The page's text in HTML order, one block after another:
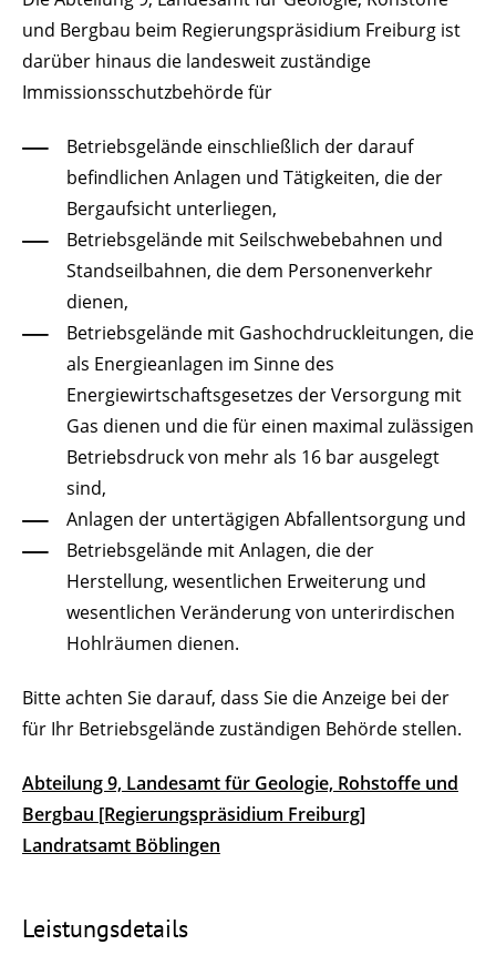
und Bergbau beim Regierungspräsidium Freiburg ist
darüber hinaus die landesweit zuständige
Immissionsschutzbehörde für
Betriebsgelände einschließlich der darauf
befindlichen Anlagen und Tätigkeiten, die der
Bergaufsicht unterliegen,
Betriebsgelände mit Seilschwebebahnen und
Standseilbahnen, die dem Personenverkehr
dienen,
Betriebsgelände mit Gashochdruckleitungen, die
als Energieanlagen im Sinne des
Energiewirtschaftsgesetzes der Versorgung mit
Gas dienen und die für einen maximal zulässigen
Betriebsdruck von mehr als 16 bar ausgelegt
sind,
Anlagen der untertägigen Abfallentsorgung und
Betriebsgelände mit Anlagen, die der
Herstellung, wesentlichen Erweiterung und
wesentlichen Veränderung von unterirdischen
Hohlräumen dienen.
Bitte achten Sie darauf, dass Sie die Anzeige bei der
für Ihr Betriebsgelände zuständigen Behörde stellen.
Abteilung 9, Landesamt für Geologie, Rohstoffe und
Bergbau [Regierungspräsidium Freiburg]
Landratsamt Böblingen
Leistungsdetails